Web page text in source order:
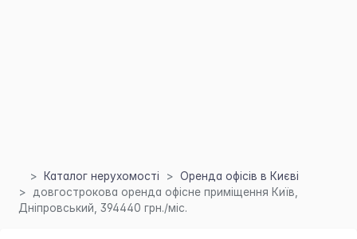
Каталог нерухомості
Оренда офісів в Києві
довгострокова оренда офісне приміщення Київ,
Дніпровський, 394440 грн./міс.